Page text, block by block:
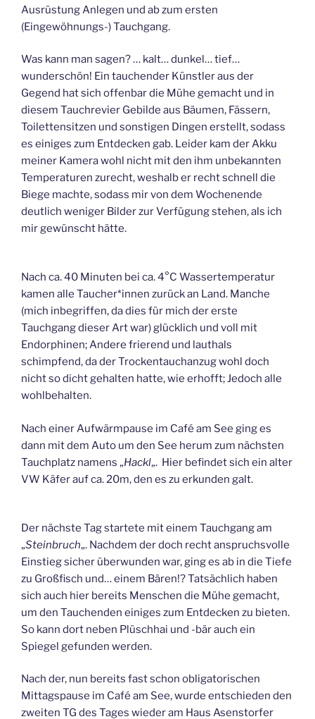
Ausrüstung Anlegen und ab zum ersten
(Eingewöhnungs-) Tauchgang.
Was kann man sagen? … kalt… dunkel… tief…
wunderschön! Ein tauchender Künstler aus der
Gegend hat sich offenbar die Mühe gemacht und in
diesem Tauchrevier Gebilde aus Bäumen, Fässern,
Toilettensitzen und sonstigen Dingen erstellt, sodass
es einiges zum Entdecken gab. Leider kam der Akku
meiner Kamera wohl nicht mit den ihm unbekannten
Temperaturen zurecht, weshalb er recht schnell die
Biege machte, sodass mir von dem Wochenende
deutlich weniger Bilder zur Verfügung stehen, als ich
mir gewünscht hätte.
Nach ca. 40 Minuten bei ca. 4°C Wassertemperatur
kamen alle Taucher*innen zurück an Land. Manche
(mich inbegriffen, da dies für mich der erste
Tauchgang dieser Art war) glücklich und voll mit
Endorphinen; Andere frierend und lauthals
schimpfend, da der Trockentauchanzug wohl doch
nicht so dicht gehalten hatte, wie erhofft; Jedoch alle
wohlbehalten.
Nach einer Aufwärmpause im Café am See ging es
dann mit dem Auto um den See herum zum nächsten
Tauchplatz namens „Hackl„. Hier befindet sich ein alter
VW Käfer auf ca. 20m, den es zu erkunden galt.
Der nächste Tag startete mit einem Tauchgang am
„Steinbruch„. Nachdem der doch recht anspruchsvolle
Einstieg sicher überwunden war, ging es ab in die Tiefe
zu Großfisch und… einem Bären!? Tatsächlich haben
sich auch hier bereits Menschen die Mühe gemacht,
um den Tauchenden einiges zum Entdecken zu bieten.
So kann dort neben Plüschhai und -bär auch ein
Spiegel gefunden werden.
Nach der, nun bereits fast schon obligatorischen
Mittagspause im Café am See, wurde entschieden den
zweiten TG des Tages wieder am Haus Asenstorfer